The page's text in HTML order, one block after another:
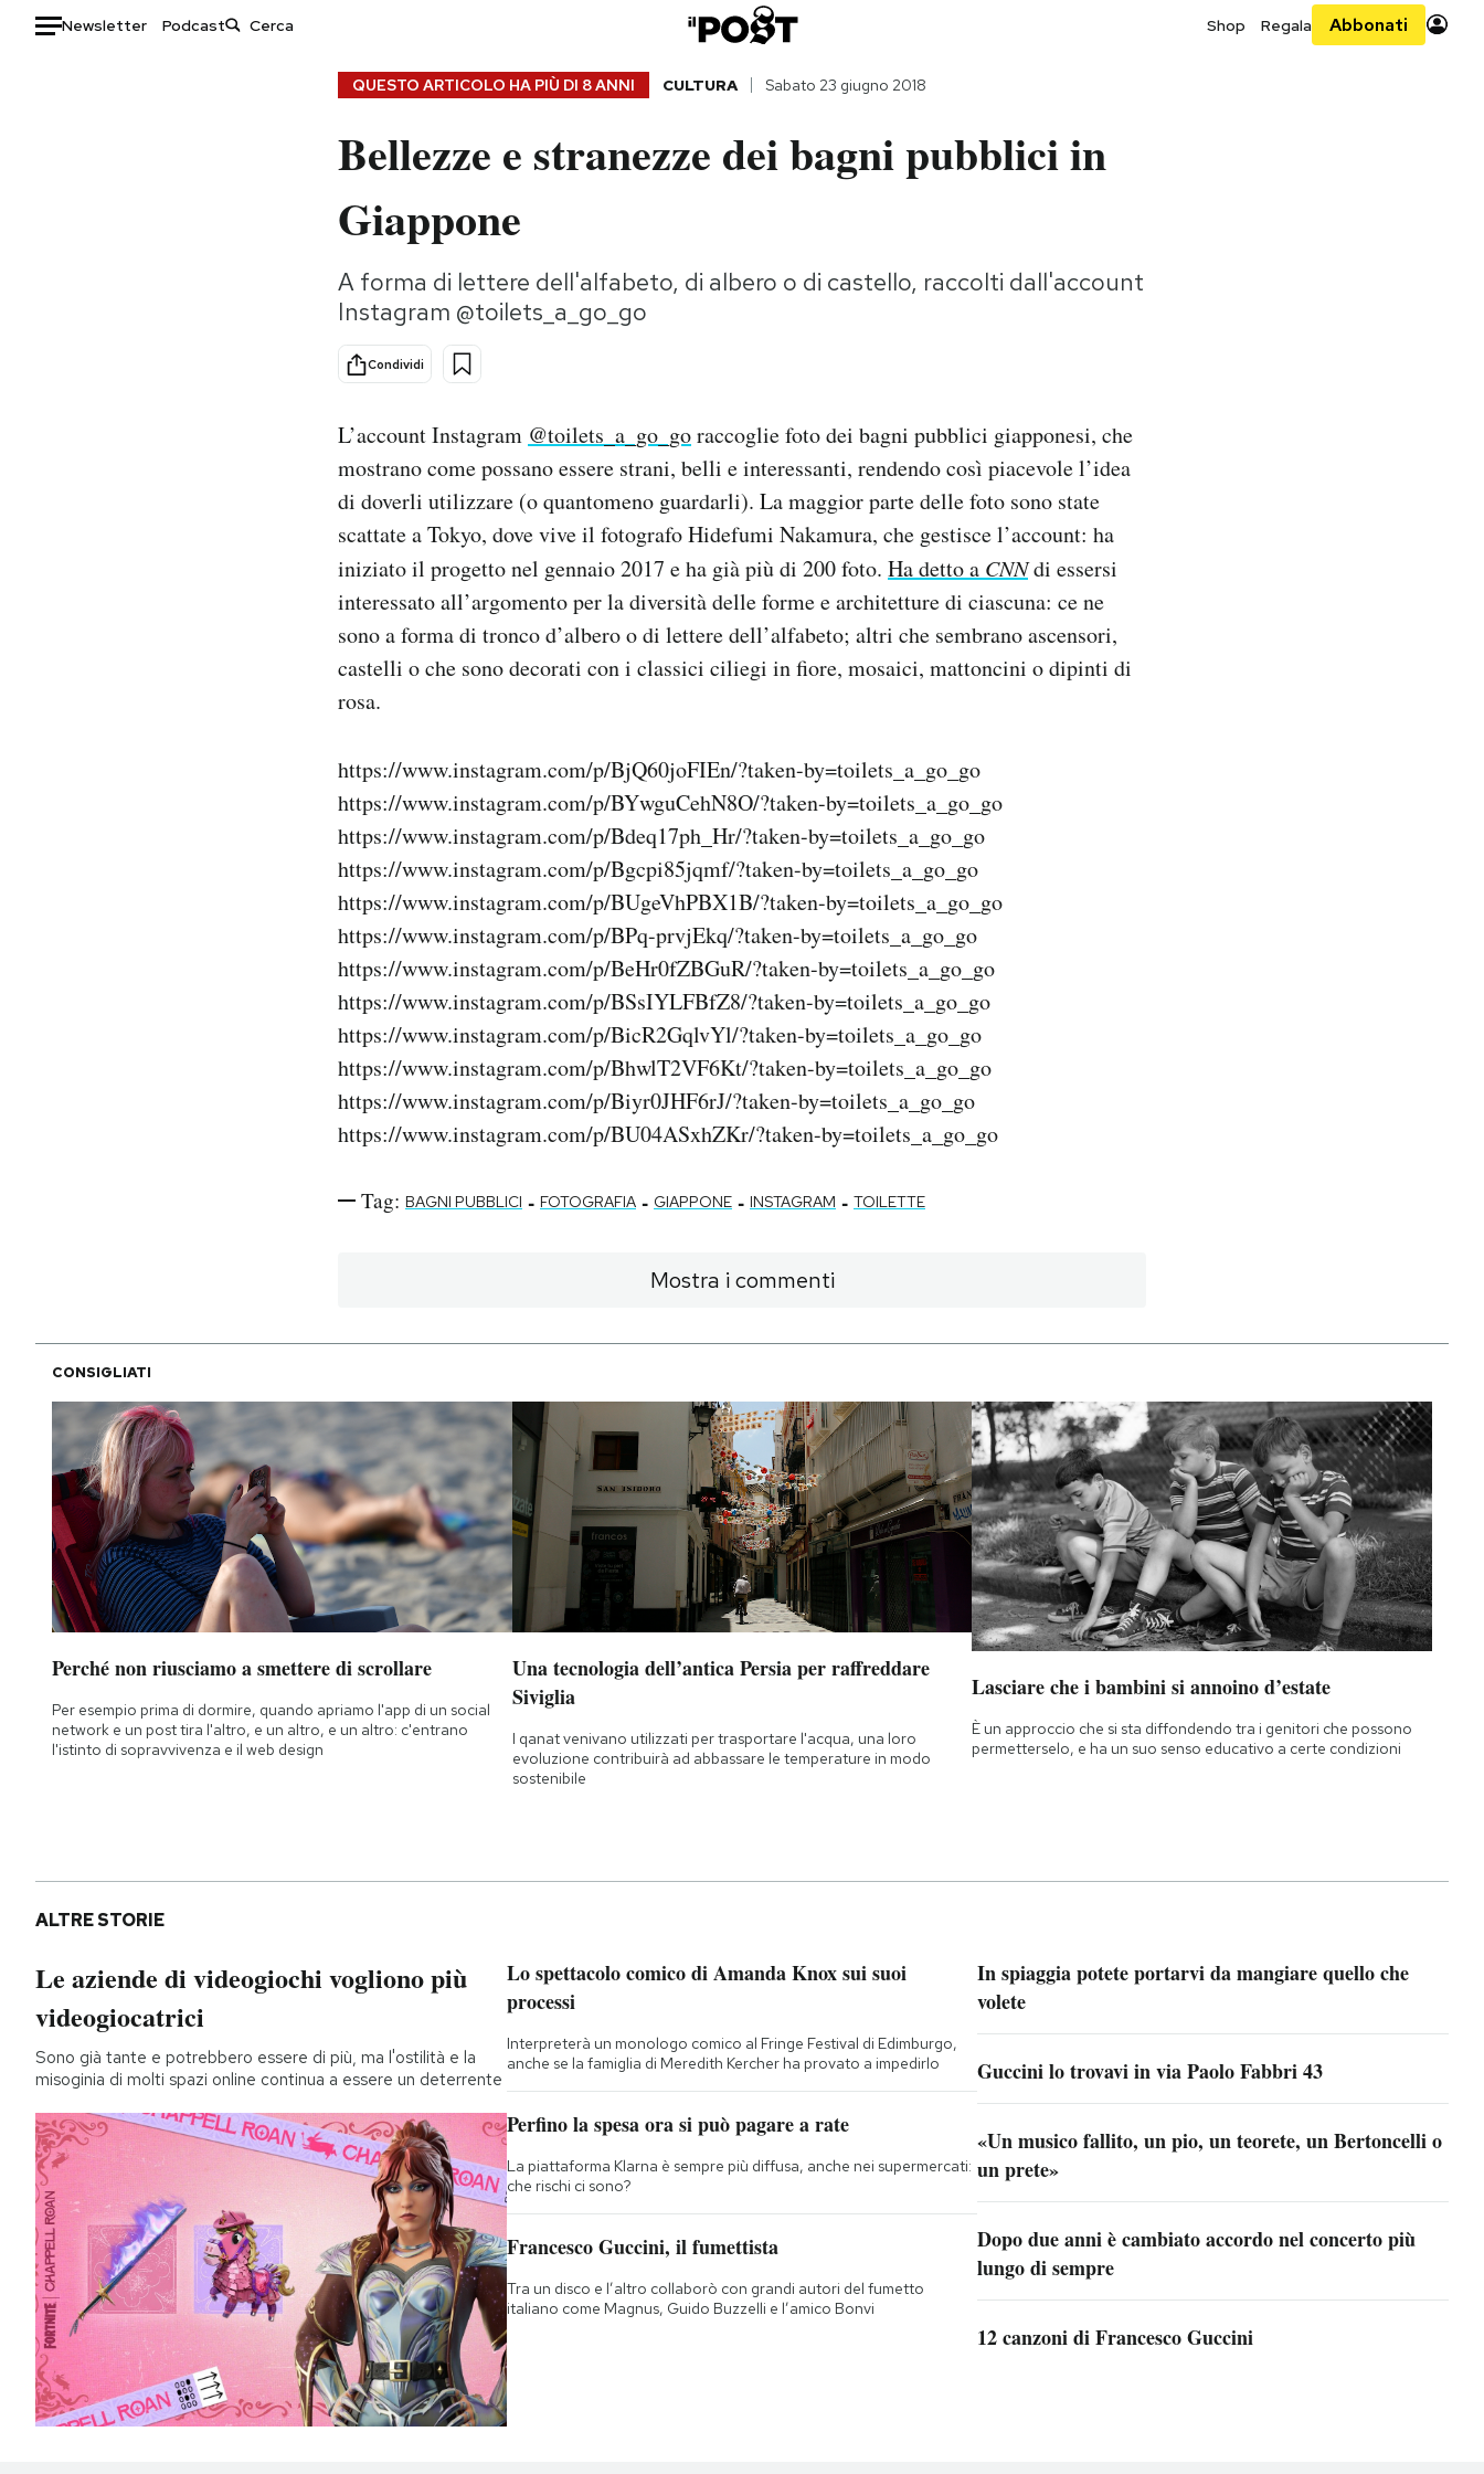
Newsletter Podcast Shop Regala Abbonati
Storie/Idee
Ok Boomer!
Mondiali calcio 2026
QUESTO ARTICOLO HA PIÙ DI 8 ANNI CULTURA Sabato 23 giugno 2018
Bellezze e stranezze dei bagni pubblici in
Giappone
A forma di lettere dell'alfabeto, di albero o di castello, raccolti dall'account
Instagram @toilets_a_go_go
Condividi
L’account Instagram @toilets_a_go_goraccoglie foto dei bagni pubblici giapponesi, che
mostrano come possano essere strani, belli e interessanti, rendendo così piacevole l’idea
di doverli utilizzare (o quantomeno guardarli). La maggior parte delle foto sono state
scattate a Tokyo, dove vive il fotografo Hidefumi Nakamura, che gestisce l’account: ha
iniziato il progetto nel gennaio 2017 e ha già più di 200 foto. Ha detto a CNNdi essersi
interessato all’argomento per la diversità delle forme e architetture di ciascuna: ce ne
sono a forma di tronco d’albero o di lettere dell’alfabeto; altri che sembrano ascensori,
castelli o che sono decorati con i classici ciliegi in fiore, mosaici, mattoncini o dipinti di
rosa.
https://www.instagram.com/p/BjQ60joFIEn/?taken-by=toilets_a_go_go
https://www.instagram.com/p/BYwguCehN8O/?taken-by=toilets_a_go_go
https://www.instagram.com/p/Bdeq17ph_Hr/?taken-by=toilets_a_go_go
https://www.instagram.com/p/Bgcpi85jqmf/?taken-by=toilets_a_go_go
https://www.instagram.com/p/BUgeVhPBX1B/?taken-by=toilets_a_go_go
https://www.instagram.com/p/BPq-prvjEkq/?taken-by=toilets_a_go_go
https://www.instagram.com/p/BeHr0fZBGuR/?taken-by=toilets_a_go_go
https://www.instagram.com/p/BSsIYLFBfZ8/?taken-by=toilets_a_go_go
https://www.instagram.com/p/BicR2GqlvYl/?taken-by=toilets_a_go_go
https://www.instagram.com/p/BhwlT2VF6Kt/?taken-by=toilets_a_go_go
https://www.instagram.com/p/Biyr0JHF6rJ/?taken-by=toilets_a_go_go
https://www.instagram.com/p/BU04ASxhZKr/?taken-by=toilets_a_go_go
Tag: BAGNI PUBBLICI - FOTOGRAFIA - GIAPPONE - INSTAGRAM - TOILETTE
Mostra i commenti
CONSIGLIATI
Perché non riusciamo a smettere di scrollare
Per esempio prima di dormire, quando apriamo l'app di un social
network e un post tira l'altro, e un altro, e un altro: c'entrano
l'istinto di sopravvivenza e il web design
Una tecnologia dell’antica Persia per raffreddare
Siviglia
I qanat venivano utilizzati per trasportare l'acqua, una loro
evoluzione contribuirà ad abbassare le temperature in modo
sostenibile
Lasciare che i bambini si annoino d’estate
È un approccio che si sta diffondendo tra i genitori che possono
permetterselo, e ha un suo senso educativo a certe condizioni
ALTRE STORIE
Le aziende di videogiochi vogliono più
videogiocatrici
Sono già tante e potrebbero essere di più, ma l'ostilità e la
misoginia di molti spazi online continua a essere un deterrente
Lo spettacolo comico di Amanda Knox sui suoi
processi
Interpreterà un monologo comico al Fringe Festival di Edimburgo,
anche se la famiglia di Meredith Kercher ha provato a impedirlo
Perfino la spesa ora si può pagare a rate
La piattaforma Klarna è sempre più diffusa, anche nei supermercati:
che rischi ci sono?
Francesco Guccini, il fumettista
Tra un disco e l’altro collaborò con grandi autori del fumetto
italiano come Magnus, Guido Buzzelli e l’amico Bonvi
In spiaggia potete portarvi da mangiare quello che
volete
Guccini lo trovavi in via Paolo Fabbri 43
«Un musico fallito, un pio, un teorete, un Bertoncelli o
un prete»
Dopo due anni è cambiato accordo nel concerto più
lungo di sempre
12 canzoni di Francesco Guccini